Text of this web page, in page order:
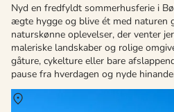
Nyd en fredfyldt sommerhusferie i
ægte hygge og blive ét med naturen
naturskønne oplevelser, der venter
maleriske landskaber og rolige
gåture, cykelture eller bare
pause fra hverdagen og nyde